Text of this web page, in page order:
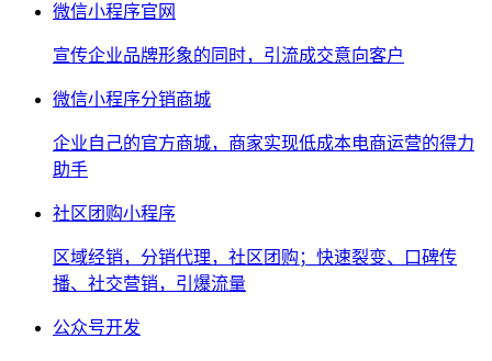
微信小程序官网
宣传企业品牌形象的同时，引流成交意向客户
微信小程序分销商城
企业自己的官方商城，商家实现低成本电商运营的得力
助手
社区团购小程序
区域经销，分销代理，社区团购；快速裂变、口碑传
播、社交营销，引爆流量
公众号开发